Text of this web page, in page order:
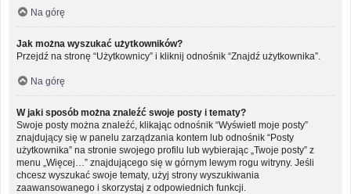
Na górę
Jak można wyszukać użytkowników?
Przejdź na stronę “Użytkownicy” i kliknij odnośnik “Znajdź użytkownika”.
Na górę
W jaki sposób można znaleźć swoje posty i tematy?
Swoje posty można znaleźć, klikając odnośnik “Wyświetl moje posty”
znajdujący się w panelu zarządzania kontem lub odnośnik “Posty
użytkownika” na stronie swojego profilu lub wybierając „Twoje posty” z
menu „Więcej…” znajdującego się w górnym lewym rogu witryny. Jeśli
chcesz wyszukać swoje tematy, użyj strony wyszukiwania
zaawansowanego i skorzystaj z odpowiednich funkcji.